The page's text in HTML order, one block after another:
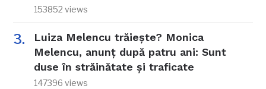
153852 views
Luiza Melencu trăiește? Monica
Melencu, anunț după patru ani: Sunt
duse în străinătate și traficate
147396 views